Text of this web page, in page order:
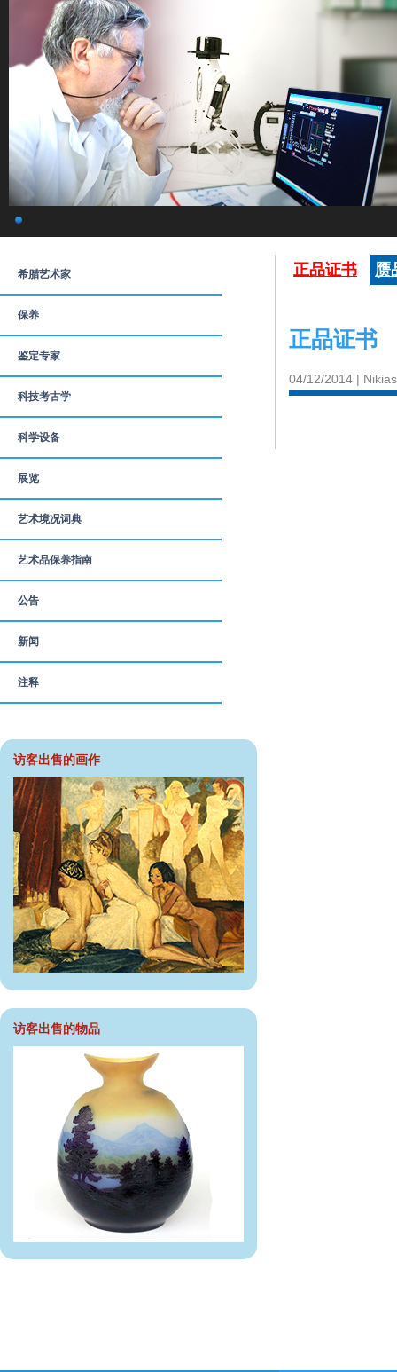
希腊艺术家
保养
鉴定专家
科技考古学
科学设备
展览
艺术境况词典
艺术品保养指南
公告
新闻
注释
访客出售的画作
访客出售的物品
正品证书 赝
正品证书
04/12/2014 |